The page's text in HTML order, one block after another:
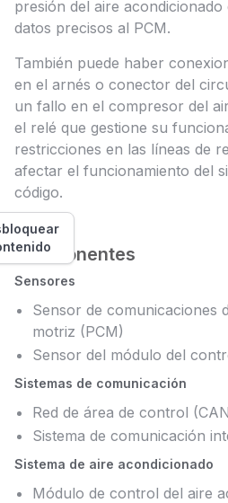
presión del aire
datos precisos al PCM.
También puede haber
en el arnés o conector del
un fallo en el compresor del
el relé que gestione su
restricciones en las líneas de
afectar el funcionamiento del
código.
Componentes
Sensores
Sensor de comunicaciones
motriz (PCM)
Sensor del módulo del
Sistemas de comunicación
Red de área de control
Sistema de comunicación
Sistema de aire acondicionado
Módulo de control del aire